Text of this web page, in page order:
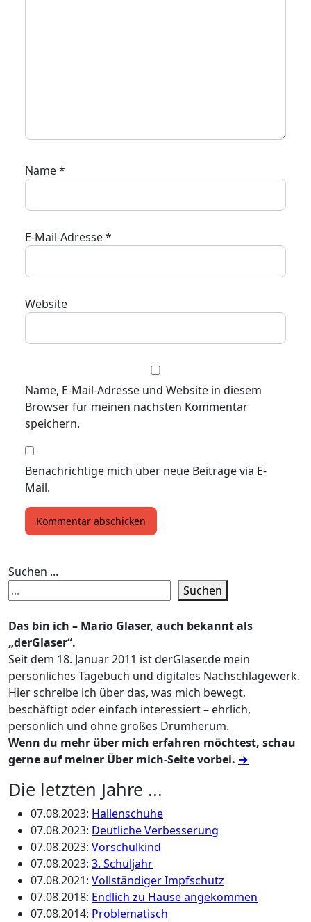
Name*
E-Mail-Adresse*
Website
Name, E-Mail-Adresse und Website in diesem
Browser für meinen nächsten Kommentar
speichern.
Benachrichtige mich über neue Beiträge via E-
Mail.
Suchen ...
Suchen
Das bin ich – Mario Glaser, auch bekannt als
„derGlaser“.
Seit dem 18. Januar 2011 ist derGlaser.de mein
persönliches Tagebuch und digitales Nachschlagewerk.
Hier schreibe ich über das, was mich bewegt,
beschäftigt oder einfach interessiert – ehrlich,
persönlich und ohne großes Drumherum.
Wenn du mehr über mich erfahren möchtest, schau
gerne auf meiner Über mich-Seite vorbei. →
Die letzten Jahre ...
07.08.2023: Hallenschuhe
07.08.2023: Deutliche Verbesserung
07.08.2023: Vorschulkind
07.08.2023: 3. Schuljahr
07.08.2021: Vollständiger Impfschutz
07.08.2018: Endlich zu Hause angekommen
07.08.2014: Problematisch